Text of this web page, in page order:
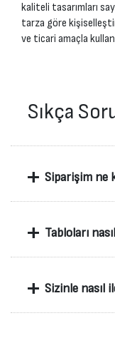
kaliteli tasarımları
tarza göre
ve ticari amaçla
Sıkça
+ Siparişim ne
+ Tabloları
+ Sizinle nasıl